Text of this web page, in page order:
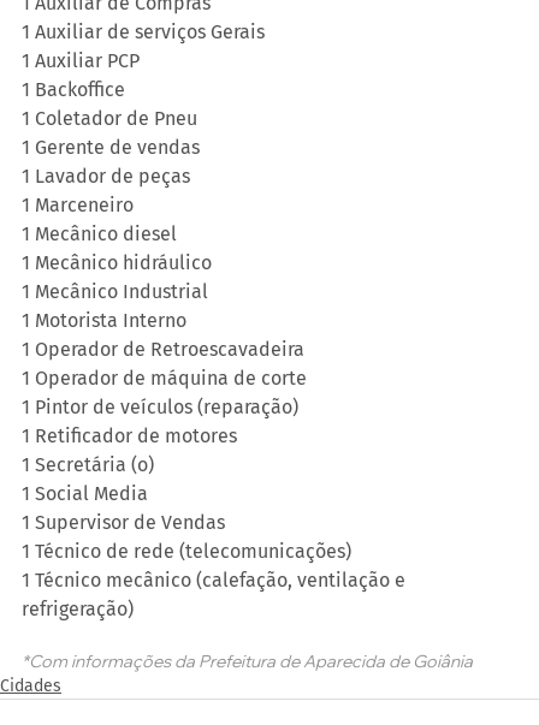
1 Auxiliar de serviços Gerais
1 Auxiliar PCP
1 Backoffice
1 Coletador de Pneu
1 Gerente de vendas
1 Lavador de peças
1 Marceneiro
1 Mecânico diesel
1 Mecânico hidráulico
1 Mecânico Industrial
1 Motorista Interno
1 Operador de Retroescavadeira
1 Operador de máquina de corte
1 Pintor de veículos (reparação)
1 Retificador de motores
1 Secretária (o)
1 Social Media
1 Supervisor de Vendas
1 Técnico de rede (telecomunicações)
1 Técnico mecânico (calefação, ventilação e
refrigeração)
*Com informações da Prefeitura de Aparecida de Goiânia
Cidades